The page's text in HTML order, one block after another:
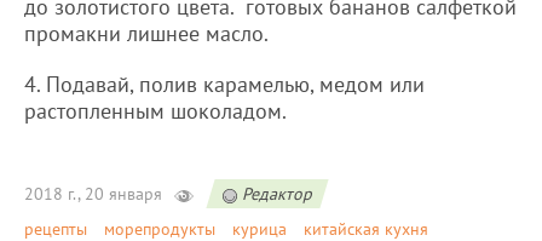
до золотистого цвета. готовых бананов салфеткой
промакни лишнее масло.
4. Подавай, полив карамелью, медом или
растопленным шоколадом.
2018 г., 20 января
Редактор
рецепты
морепродукты курица
китайская кухня